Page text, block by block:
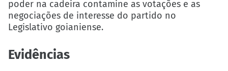
poder na cadeira contamine as votações e as
negociações de interesse do partido no
Legislativo goianiense.
Evidências